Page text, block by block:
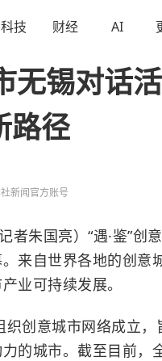
科技 财经 AI
无锡对话
路径
新闻官方账号
朱国亮）“遇·鉴”创
来自世界各地的创意
业可持续发展。
创意城市网络成立，
的城市。截至目前，